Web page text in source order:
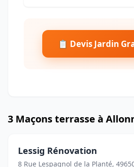
📋 Devis Jardin
3 Maçons terrasse à
Lessig Rénovation
8 Rue Lespagnol de la Planté,